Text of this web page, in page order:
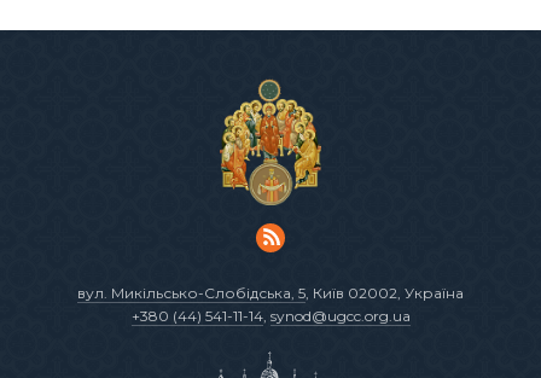
вул. Микільсько-Слобідська, 5 , Київ 02002, Україна
+380 (44) 541-11-14, synod@ugcc.org.ua